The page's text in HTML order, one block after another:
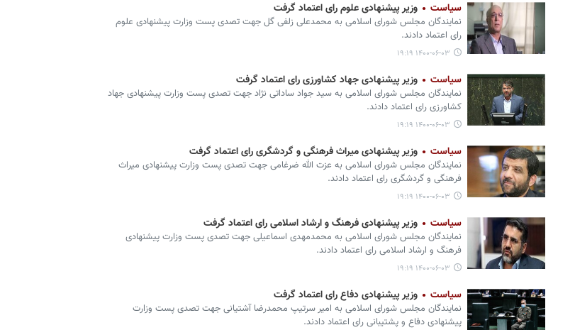
سیاست وزیر پیشنهادی علوم رای اعتماد گرفت
نمایندگان مجلس شورای اسلامی به محمدعلی زلفی گل جهت تصدی پست وزارت پیشنهادی علوم
رای اعتماد دادند.
۱۴۰۰-۰۶-۰۳ ۱۹:۱۹
سیاست وزیر پیشنهادی جهاد کشاورزی رای اعتماد گرفت
نمایندگان مجلس شورای اسلامی به سید جواد ساداتی نژاد جهت تصدی پست وزارت پیشنهادی جهاد
کشاورزی رای اعتماد دادند.
۱۴۰۰-۰۶-۰۳ ۱۹:۱۹
سیاست وزیر پیشنهادی میراث فرهنگی و گردشگری رای اعتماد گرفت
نمایندگان مجلس شورای اسلامی به عزت الله ضرغامی جهت تصدی پست وزارت پیشنهادی میراث
فرهنگی و گردشگری رای اعتماد دادند.
۱۴۰۰-۰۶-۰۳ ۱۹:۱۹
سیاست وزیر پیشنهادی فرهنگ و ارشاد اسلامی رای اعتماد گرفت
نمایندگان مجلس شورای اسلامی به محمدمهدی اسماعیلی جهت تصدی پست وزارت پیشنهادی
فرهنگ و ارشاد اسلامی رای اعتماد دادند.
۱۴۰۰-۰۶-۰۳ ۱۹:۱۹
سیاست وزیر پیشنهادی دفاع رای اعتماد گرفت
نمایندگان مجلس شورای اسلامی به امیر سرتیپ محمدرضا آشتیانی جهت تصدی پست وزارت
پیشنهادی دفاع و پشتیبانی رای اعتماد دادند.